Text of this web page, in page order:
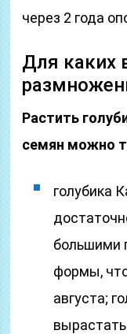
через 2 года
Для каких
Растить
семян можно
голубика
большими
формы,
августа;